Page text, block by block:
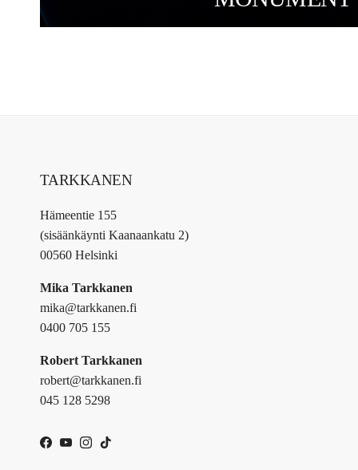
TARKKANEN
Hämeentie 155
(sisäänkäynti Kaanaankatu 2)
00560 Helsinki
Mika Tarkkanen
mika@tarkkanen.fi
0400 705 155
Robert Tarkkanen
robert@tarkkanen.fi
045 128 5298
Facebook
YouTube
Instagram
TikTok